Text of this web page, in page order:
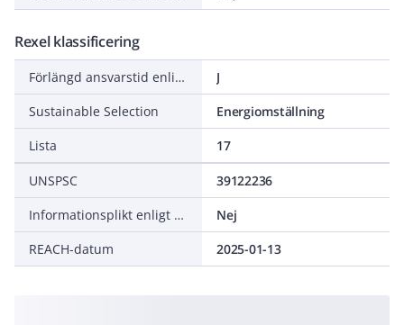
Rexel klassificering
Förlängd ansvarstid enligt ALEM-09
J
Sustainable Selection
Energiomställning
Lista
17
UNSPSC
39122236
Informationsplikt enligt REACH
Nej
REACH-datum
2025-01-13